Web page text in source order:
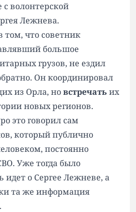
с волонтерской
Лежнева.
том, что советник
большое
грузов, не ездил
Он координировал
из Орла, новстречатьих
новых регионов.
это говорил сам
который публично
постоянно
Уже тогда было
идет о Сергее Лежневе, а
та же информация